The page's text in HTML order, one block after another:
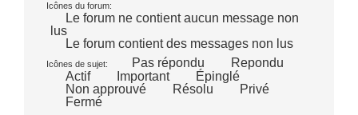
Icônes du forum:
Le forum ne contient aucun message non
lus
Le forum contient des messages non lus
Icônes de sujet: Pas répondu
Repondu
Actif
Important
Épinglé
Non approuvé
Résolu
Privé
Fermé